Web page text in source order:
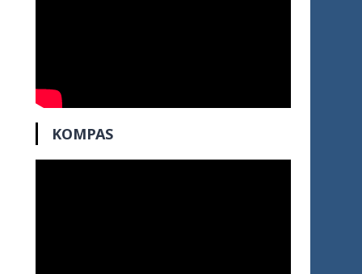
KOMPAS